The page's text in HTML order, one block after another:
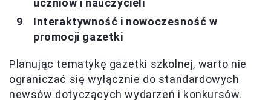
uczniów i nauczycieli
Interaktywność i nowoczesność w
promocji gazetki
Planując tematykę gazetki szkolnej, warto nie
ograniczać się wyłącznie do standardowych
newsów dotyczących wydarzeń i konkursów.